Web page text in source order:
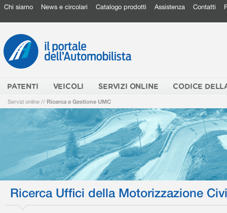
Chi siamo News e circolari Catalogo prodotti Assistenza Contatti
PATENTI VEICOLI SERVIZI ONLINE CODICE
Servizi online // Ricerca e Gestione UMC
Ricerca Uffici della Motorizzazione